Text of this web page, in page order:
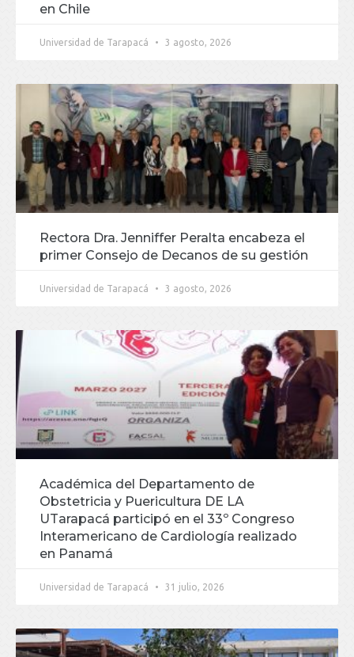
en Chile
Universidad de Tarapacá 3 agosto, 2026
Rectora Dra. Jenniffer Peralta encabeza el
primer Consejo de Decanos de su gestión
Universidad de Tarapacá 3 agosto, 2026
Académica del Departamento de
Obstetricia y Puericultura DE LA
UTarapacá participó en el 33º Congreso
Interamericano de Cardiología realizado
en Panamá
Universidad de Tarapacá 31 julio, 2026